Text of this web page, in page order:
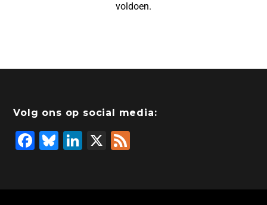
voldoen.
Volg ons op social media:
F
Bl
Li
X